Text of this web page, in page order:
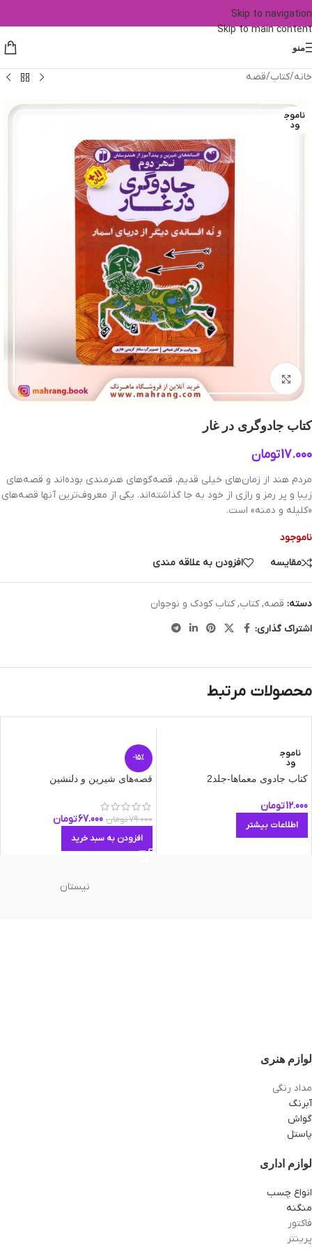
Skip to navigation
Skip to main content
منو
خانه/کتاب/قصه
ناموج
ود
بزرگنمایی تصویر
کتاب جادوگری در غار
17.000تومان
مردم هند از زمان‌های خیلی قدیم، قصه‌گوهای هنرمندی بوده‌اند و قصه‌های
زیبا و پر رمز و رازی از خود به جا گذاشته‌اند. یکی از معروف‌ترین آنها قصه‌های
«کلیله و دمنه» است.
ناموجود
مقایسه
افزودن به علاقه مندی
دسته: قصه, کتاب, کتاب کودک و نوجوان
اشتراک گذاری:
محصولات مرتبط
ناموج
ود
کتاب جادوی معماها-جلد2
12.000تومان
اطلاعات بیشتر
-15%
قصه‌های شیرین و دلنشین
79.000تومان 67.000تومان
افزودن به سبد خرید
نیستان
لوازم هنری
مداد رنگی
آبرنگ
گواش
پاستل
لوازم اداری
انواع چسب
منگنه
فاکتور
پرینتر